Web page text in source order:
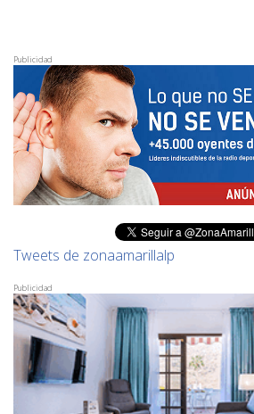
Publicidad
Tweets de zonaamarillalp
Publicidad